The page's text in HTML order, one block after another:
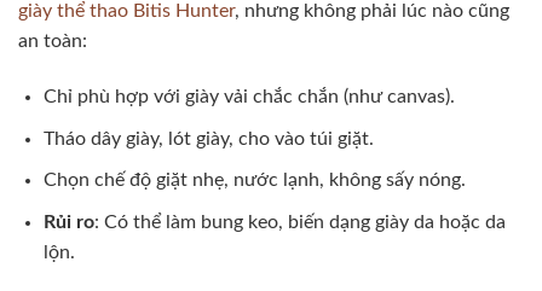
giày thể thao Bitis Hunter, nhưng không phải lúc nào cũng
an toàn:
Chỉ phù hợp với giày vải chắc chắn (như canvas).
Tháo dây giày, lót giày, cho vào túi giặt.
Chọn chế độ giặt nhẹ, nước lạnh, không sấy nóng.
Rủi ro: Có thể làm bung keo, biến dạng giày da hoặc da
lộn.